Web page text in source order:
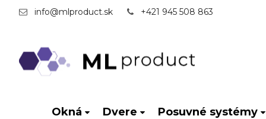
info@mlproduct.sk +421 945 508 863
Okná Dvere Posuvné systémy